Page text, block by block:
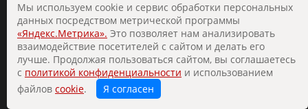
© 2019 «Стальград». Все права защищены
Продвижение сайтаРА Аврора
Разработка сайта —
Мы используем cookie и сервис обработки персональных
данных посредством метрической программы
«Яндекс.Метрика». Это позволяет нам анализировать
взаимодействие посетителей с сайтом и делать его
лучше. Продолжая пользоваться сайтом, вы соглашаетесь
с политикой конфиденциальности и использованием
файлов cookie. Я согласен